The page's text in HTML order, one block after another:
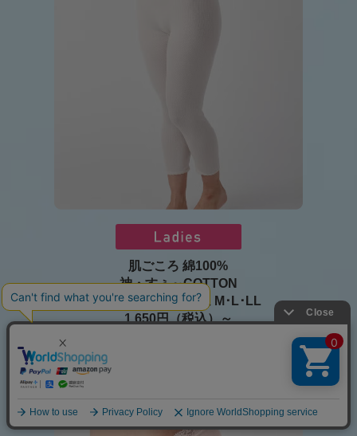
肌ごころ 綿100%
神・すぅ～COTTON
針抜き 8分丈 ボトム M･L･LL
1,650円（税込）～